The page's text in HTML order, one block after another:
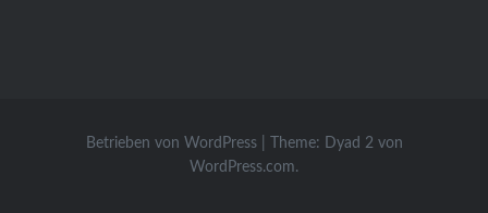
Betrieben von WordPress
Theme: Dyad 2 von
WordPress.com.